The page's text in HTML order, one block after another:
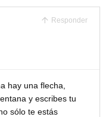
Responder
hay una flecha,
y escribes tu
sólo te estás